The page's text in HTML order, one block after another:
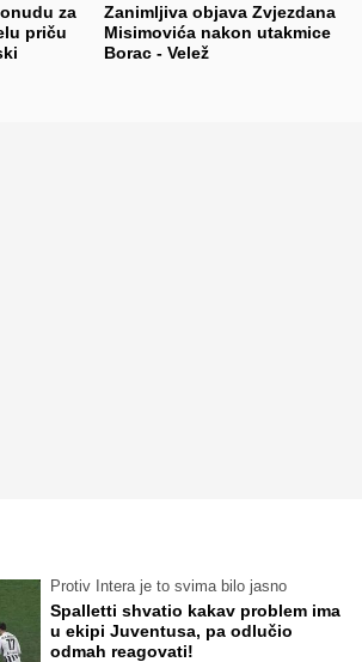
za
priču
Zanimljiva objava Zvjezdana
Misimovića nakon utakmice
Borac - Velež
Protiv Intera je to svima bilo jasno
Spalletti shvatio kakav problem ima
u ekipi Juventusa, pa odlučio
odmah reagovati!